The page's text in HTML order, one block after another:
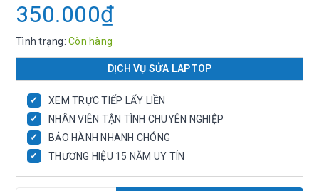
350.000₫
Tình trạng: Còn hàng
DỊCH VỤ SỬA LAPTOP
✓ XEM TRỰC TIẾP LẤY LIỀN
✓ NHÂN VIÊN TẬN TÌNH CHUYÊN NGHIỆP
✓ BẢO HÀNH NHANH CHÓNG
✓ THƯƠNG HIỆU 15 NĂM UY TÍN